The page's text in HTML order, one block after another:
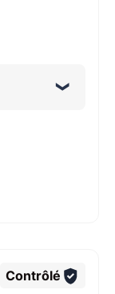
Contrôlé